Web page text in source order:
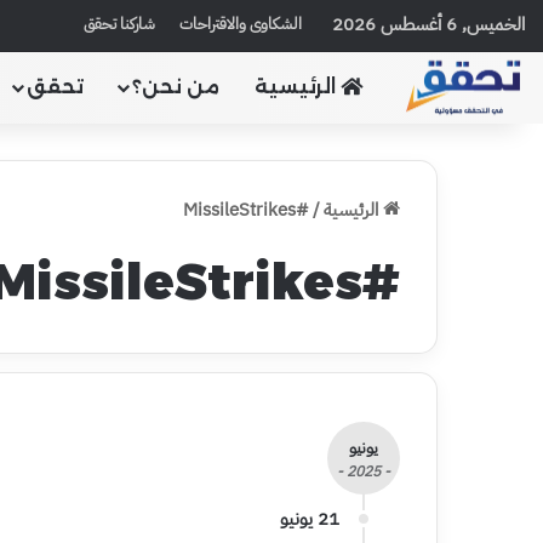
الخميس, 6 أغسطس 2026 الشكاوى والاقتراحات شاركنا تحقق
الرئيسية من نحن؟ تحقق
الرئيسية/
#MissileStrikes
#MissileStrikes
يونيو
- 2025 -
21 يونيو